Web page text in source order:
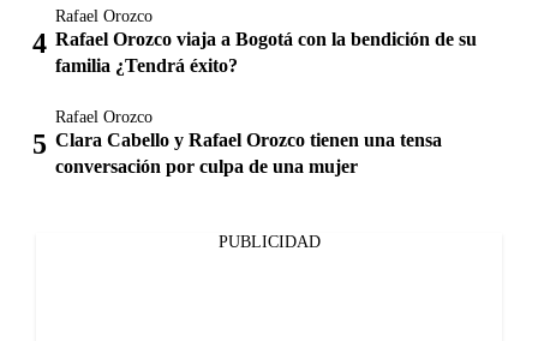
Rafael Orozco
Rafael Orozco viaja a Bogotá con la bendición de su
familia ¿Tendrá éxito?
Rafael Orozco
Clara Cabello y Rafael Orozco tienen una tensa
conversación por culpa de una mujer
PUBLICIDAD